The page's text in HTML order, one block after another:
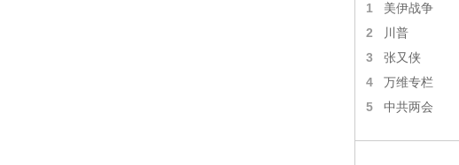
1 美伊战争
2 川普
3 张又侠
4 万维专栏
5 中共两会